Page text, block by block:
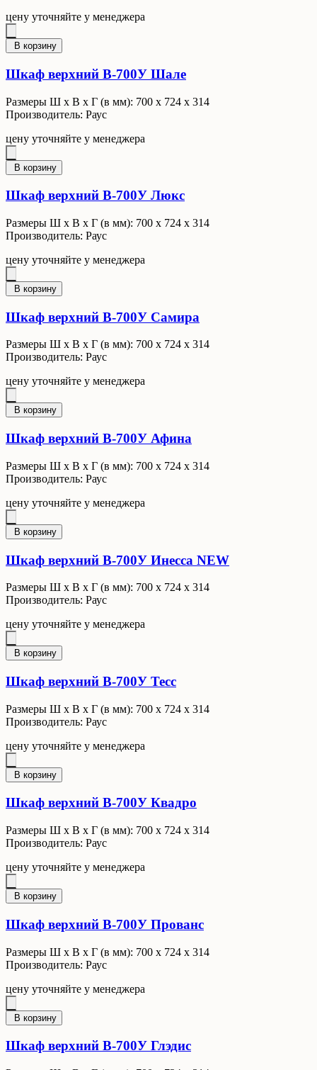
цену уточняйте у менеджера
В корзину
Шкаф верхний В-700У Шале
Размеры Ш x В x Г (в мм): 700 х 724 х 314
Производитель: Раус
цену уточняйте у менеджера
В корзину
Шкаф верхний В-700У Люкс
Размеры Ш x В x Г (в мм): 700 х 724 х 314
Производитель: Раус
цену уточняйте у менеджера
В корзину
Шкаф верхний В-700У Самира
Размеры Ш x В x Г (в мм): 700 х 724 х 314
Производитель: Раус
цену уточняйте у менеджера
В корзину
Шкаф верхний В-700У Афина
Размеры Ш x В x Г (в мм): 700 х 724 х 314
Производитель: Раус
цену уточняйте у менеджера
В корзину
Шкаф верхний В-700У Инесса NEW
Размеры Ш x В x Г (в мм): 700 х 724 х 314
Производитель: Раус
цену уточняйте у менеджера
В корзину
Шкаф верхний В-700У Тесс
Размеры Ш x В x Г (в мм): 700 х 724 х 314
Производитель: Раус
цену уточняйте у менеджера
В корзину
Шкаф верхний В-700У Квадро
Размеры Ш x В x Г (в мм): 700 х 724 х 314
Производитель: Раус
цену уточняйте у менеджера
В корзину
Шкаф верхний В-700У Прованс
Размеры Ш x В x Г (в мм): 700 х 724 х 314
Производитель: Раус
цену уточняйте у менеджера
В корзину
Шкаф верхний В-700У Глэдис